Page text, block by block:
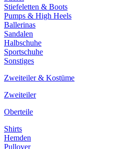
Stiefeletten & Boots
Pumps & High Heels
Ballerinas
Sandalen
Halbschuhe
Sportschuhe
Sonstiges
Zweiteiler & Kostüme
Zweiteiler
Oberteile
Shirts
Hemden
Pullover